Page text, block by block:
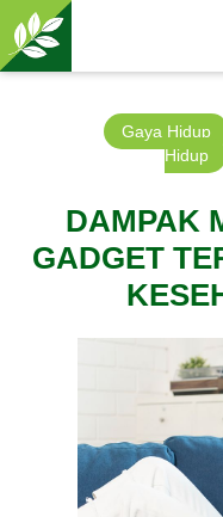
Gaya Hidup
Hidup
DAMPAK
GADGET